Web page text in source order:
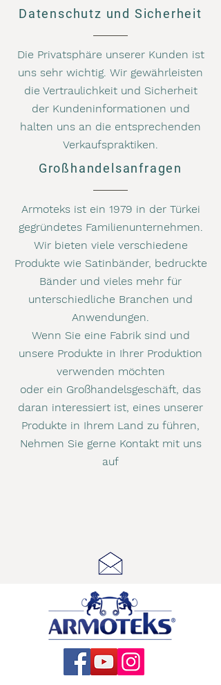
Datenschutz und Sicherheit
Die Privatsphäre unserer Kunden ist
uns sehr wichtig. Wir gewährleisten
die Vertraulichkeit und Sicherheit
der Kundeninformationen und
halten uns an die entsprechenden
Verkaufspraktiken.
Großhandelsanfragen
Armoteks ist ein 1979 in der Türkei
gegründetes Familienunternehmen.
Wir bieten viele verschiedene
Produkte wie Satinbänder, bedruckte
Bänder und vieles mehr für
unterschiedliche Branchen und
Anwendungen.
Wenn Sie eine Fabrik sind und
unsere Produkte in Ihrer Produktion
verwenden möchten
oder ein Großhandelsgeschäft, das
daran interessiert ist, eines unserer
Produkte in Ihrem Land zu führen,
Nehmen Sie gerne Kontakt mit uns
auf